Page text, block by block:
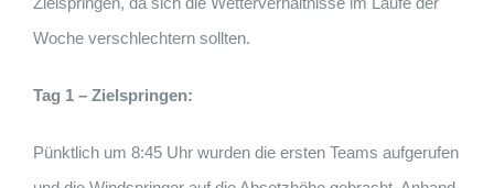
Woche verschlechtern sollten.
Tag 1 – Zielspringen:
Pünktlich um 8:45 Uhr wurden die ersten Teams aufgerufen